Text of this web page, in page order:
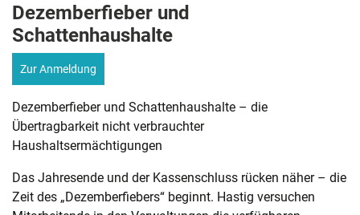
Dezemberfieber und
Schattenhaushalte
Zur Anmeldung
Dezemberfieber und Schattenhaushalte – die
Übertragbarkeit nicht verbrauchter
Haushaltsermächtigungen
Das Jahresende und der Kassenschluss rücken näher – die
Zeit des „Dezemberfiebers“ beginnt. Hastig versuchen